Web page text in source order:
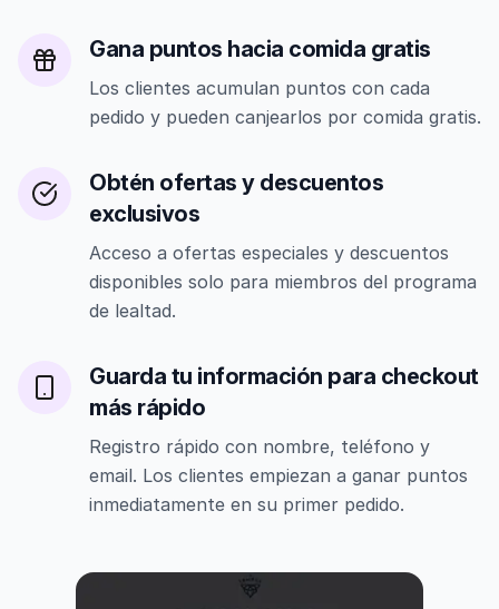
Gana puntos hacia comida gratis
Los clientes acumulan puntos con cada
pedido y pueden canjearlos por comida gratis.
Obtén ofertas y descuentos
exclusivos
Acceso a ofertas especiales y descuentos
disponibles solo para miembros del programa
de lealtad.
Guarda tu información para checkout
más rápido
Registro rápido con nombre, teléfono y
email. Los clientes empiezan a ganar puntos
inmediatamente en su primer pedido.